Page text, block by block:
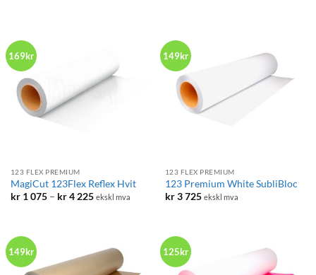
169kr
123 FLEX PREMIUM
MagiCut 123Flex Reflex Hvit
kr1 075 – kr4 225Prisområde:
ekskl mva
149kr
123 FLEX PREMIUM
123 Premium White SubliBloc
kr3 725 ekskl mva
149kr 125kr